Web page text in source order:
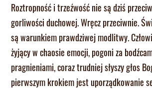
Roztropność i trzeźwość nie są dziś
gorliwości duchowej. Wręcz przeciwnie.
są warunkiem prawdziwej modlitwy.
żyjący w chaosie emocji, pogoni za
pragnieniami, coraz trudniej słyszy głos
pierwszym krokiem jest uporządkowanie